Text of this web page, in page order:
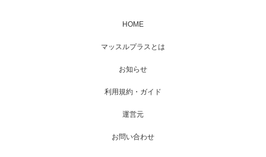
映画「メカバース」舞台挨拶へマッスルプラ
【TV】NHK BS「COOL JAPAN 」にてマッス
HOME
マッスルプラスとは
お知らせ
利用規約・ガイド
運営元
お問い合わせ